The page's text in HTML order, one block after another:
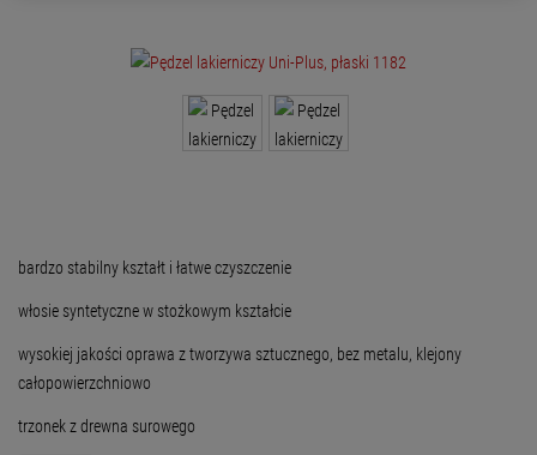
bardzo stabilny kształt i łatwe czyszczenie
włosie syntetyczne w stożkowym kształcie
wysokiej jakości oprawa z tworzywa sztucznego, bez metalu, klejony
całopowierzchniowo
trzonek z drewna surowego